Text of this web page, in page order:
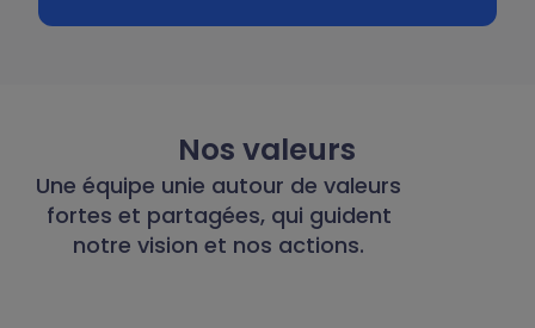
Nos valeurs
Une équipe unie autour de valeurs
fortes et partagées, qui guident
notre vision et nos actions.